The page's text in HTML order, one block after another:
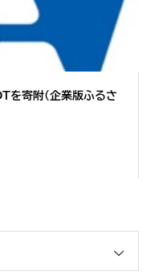
寄附（企業版ふるさ